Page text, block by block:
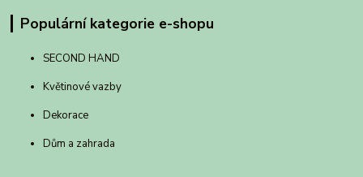
Populární kategorie e-shopu
SECOND HAND
Květinové vazby
Dekorace
Dům a zahrada